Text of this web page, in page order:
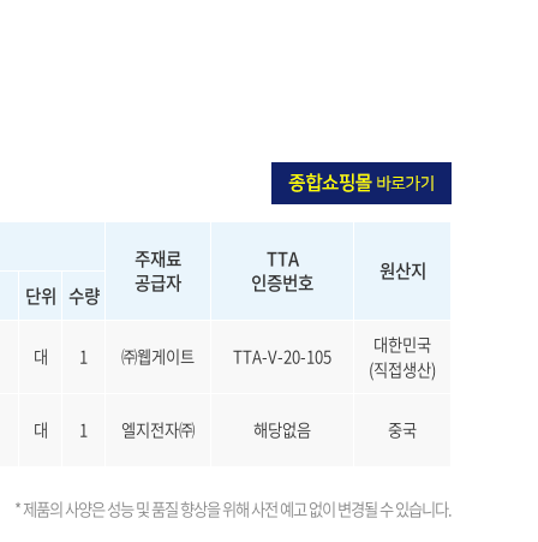
주재료
공급자
TTA
인증번호
원산지
단위 수량
대 1 ㈜웹게이트 TTA-V-20-105
대한민국
(직접생산)
대 1 엘지전자㈜ 해당없음 중국
* 제품의 사양은 성능 및 품질 향상을 위해 사전 예고 없이 변경될 수 있습니다.